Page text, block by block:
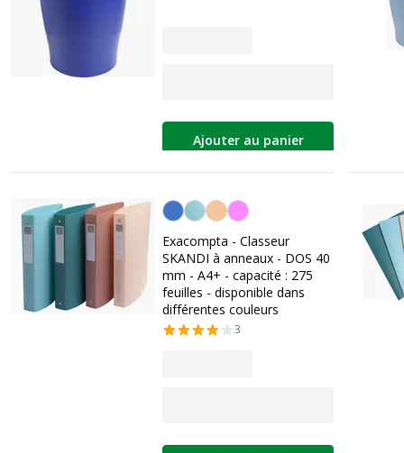
Ajouter au panier
Personnalisation de la couleur
Exacompta - Classeur
SKANDI à anneaux - DOS 40
mm - A4+ - capacité : 275
feuilles - disponible dans
différentes couleurs
3